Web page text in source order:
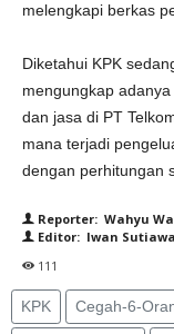
melengkapi berkas
Diketahui KPK
mengungkap
dan jasa di PT
mana terjadi
dengan perhitungan
Reporter: Wahyu
Editor: Iwan
111
KPK Cegah-6-